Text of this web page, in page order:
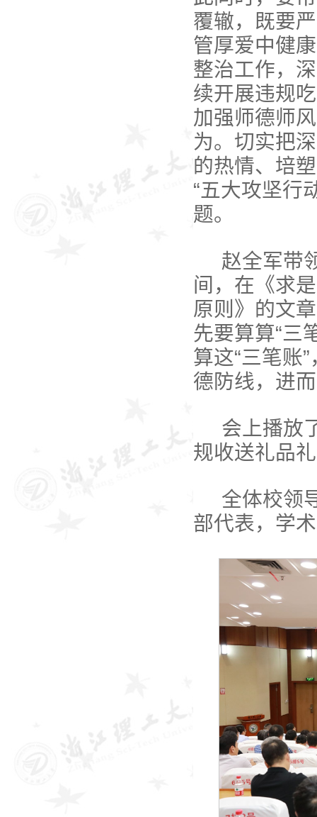
覆辙，既要
管厚爱中健
整治工作，
续开展违规
加强师德师
为。切实把
的热情、培
“五大攻坚行
题。
赵全军带
间，在《求
原则》的文
先要算算“三
算这“三笔账
德防线，进
会上播放
规收送礼品
全体校领
部代表，学